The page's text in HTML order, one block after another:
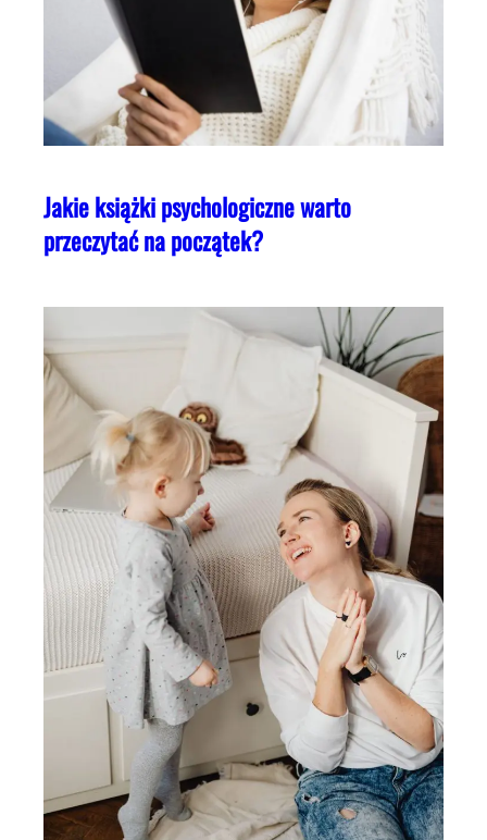
Jakie książki psychologiczne warto
przeczytać na początek?